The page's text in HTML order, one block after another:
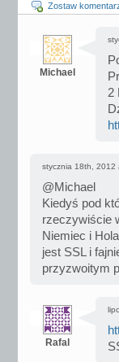
Zostaw
Michael
2
stycznia 18th, 2012
@Michael
Kiedyś pod
rzeczywiście
Niemiec i
jest SSL i
przyzwoitym
Rafal